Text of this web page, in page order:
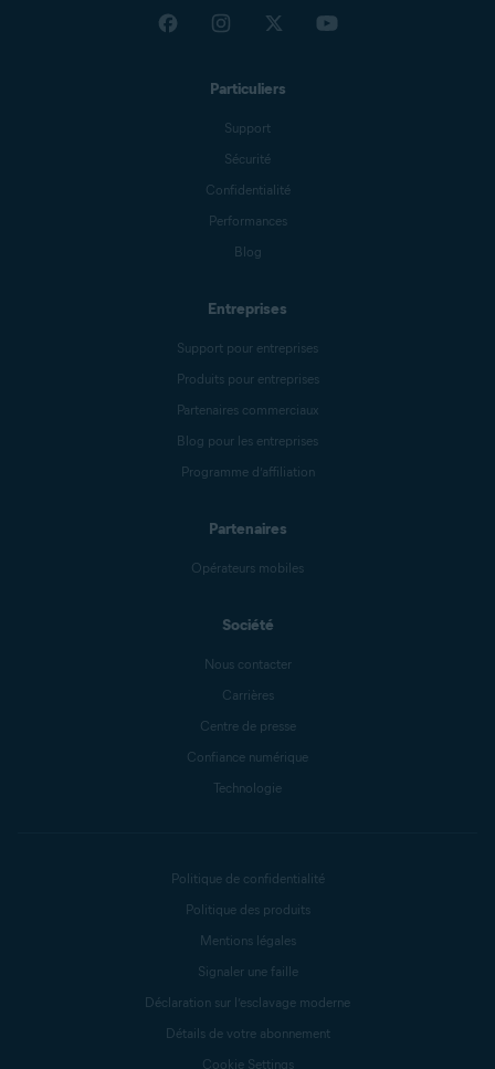
Particuliers
Support
Sécurité
Confidentialité
Performances
Blog
Entreprises
Support pour entreprises
Produits pour entreprises
Partenaires commerciaux
Blog pour les entreprises
Programme d’affiliation
Partenaires
Opérateurs mobiles
Société
Nous contacter
Carrières
Centre de presse
Confiance numérique
Technologie
Politique de confidentialité
Politique des produits
Mentions légales
Signaler une faille
Déclaration sur l’esclavage moderne
Détails de votre abonnement
Cookie Settings